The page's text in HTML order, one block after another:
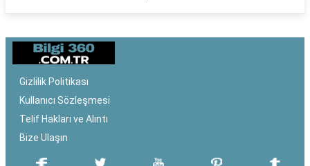
Gizlilik Politikası
Kullanıcı Sözleşmesi
Telif Hakları ve Alıntı
Bize Ulaşın